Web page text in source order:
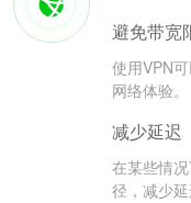
避免带宽
使用VPN
网络体验。
减少延迟
在某些情
径，减少延